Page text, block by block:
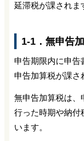
延滞税が課されま
1-1．無申告
申告期限内に申告
申告加算税が課さ
無申告加算税は、
行った時期や納付
います。